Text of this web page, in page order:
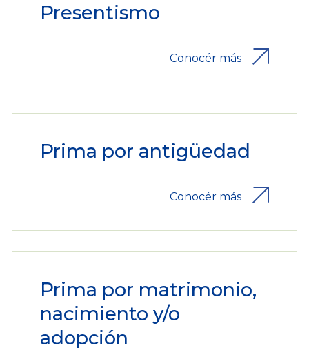
Presentismo
Conocér más
Prima por antigüedad
Conocér más
Prima por matrimonio,
nacimiento y/o
adopción